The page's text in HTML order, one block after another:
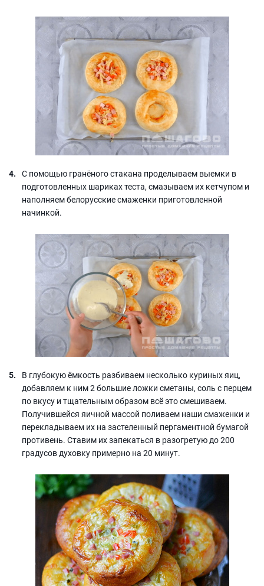
С помощью гранёного стакана проделываем выемки в
подготовленных шариках теста, смазываем их кетчупом и
наполняем белорусские смаженки приготовленной
начинкой.
В глубокую ёмкость разбиваем несколько куриных яиц,
добавляем к ним 2 большие ложки сметаны, соль с перцем
по вкусу и тщательным образом всё это смешиваем.
Получившейся яичной массой поливаем наши смаженки и
перекладываем их на застеленный пергаментной бумагой
противень. Ставим их запекаться в разогретую до 200
градусов духовку примерно на 20 минут.